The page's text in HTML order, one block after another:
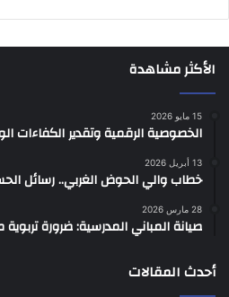
الأكثر مشاهدة
15 مايو 2026
الخصوصية الرقمية وتقدير الكفاءات
13 أبريل 2026
خطاب والي الحوض الغربي.. رسائل
28 مارس 2026
صيانة المباني المدرسية: ضرورة
أحدث المقالات